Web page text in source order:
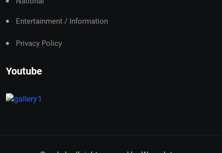
Entertainment / Information
Privacy Policy
Youtube